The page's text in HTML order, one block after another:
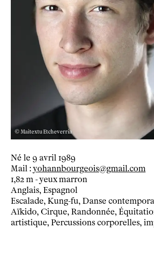
© Maitextu Etcheverria
Né le 9 avril 1989
Mail : yohannbourgeois@gmail.com
1,82 m - yeux marron
Anglais, Espagnol
Escalade, Kung-fu, Danse
Aïkido, Cirque, Randonnée,
artistique, Percussions corporelles,
tnba, centre dramatique
Artiste directrice
Artistes associé·es
Équipe
Salles
Espace partagé
Librairie
L'école
Stages de théâtre gratuits
Insertion professionnelle
Soutenir l'école
Infos pratiques
Horaires et contacts